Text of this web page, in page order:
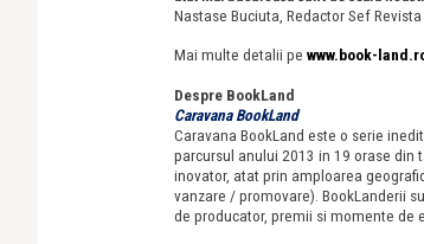
Nastase Buciuta, Redactor Sef
Mai multe detalii pe www.book-
Despre BookLand
Caravana BookLand
Caravana BookLand este o serie
parcursul anului 2013 in 19 orase din
inovator, atat prin amploarea
vanzare / promovare). BookLanderii
de producator, premii si momente de